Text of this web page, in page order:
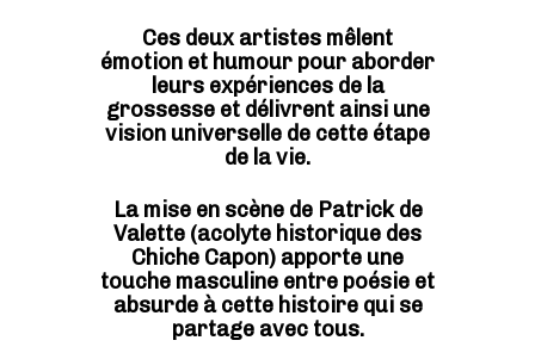
Ces deux artistes mêlent
émotion et humour pour aborder
leurs expériences de la
grossesse et délivrent ainsi une
vision universelle de cette étape
de la vie.
La mise en scène de Patrick de
Valette (acolyte historique des
Chiche Capon) apporte une
touche masculine entre poésie et
absurde à cette histoire qui se
partage avec tous.